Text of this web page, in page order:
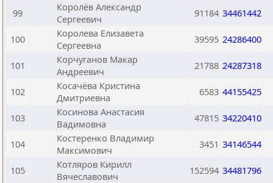
99
Королёв Александр
Сергеевич
91184 34461442
100
Королева Елизавета
Сергеевна
39595 24286400
101
Корчуганов Макар
Андреевич
21788 24287318
102
Косачёва Кристина
Дмитриевна
6583 44155425
103
Косинова Анастасия
Вадимовна
47815 34220410
104
Костеренко Владимир
Максимович
3451 34146544
105
Котляров Кирилл
Вячеславович
152594 34481796